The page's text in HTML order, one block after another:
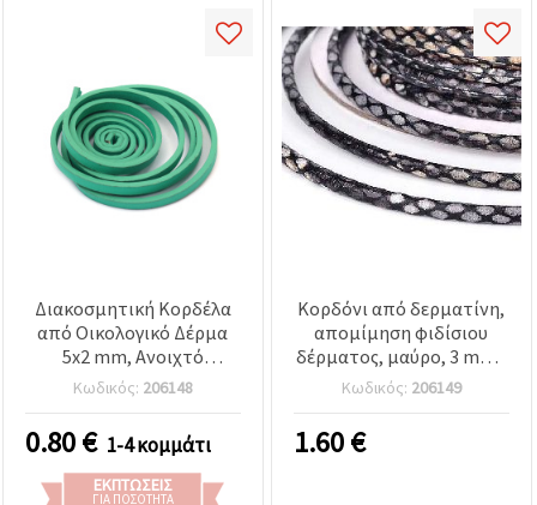
Διακοσμητική Κορδέλα
από Οικολογικό Δέρμα
5x2 mm, Ανοιχτό
Πράσινο - 1,20 μέτρα
Κωδικός: 206148
0.80€ 1-4 κομμάτι
ΕΚΠΤΏΣΕΙΣ
ΓΙΑ ΠΟΣΌΤΗΤΑ
Κορδόνι από δερματίνη,
απομίμηση φιδίσιου
δέρματος, μαύρο, 3 mm -
1 μέτρο
Κωδικός: 206149
1.60€